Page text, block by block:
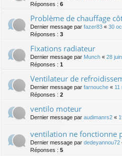
Réponses : 6
Problème de chauffage
Dernier message par fazer83 « 30
Réponses : 3
Fixations radiateur
Dernier message par Munch « 28
Réponses : 1
Ventilateur de
Dernier message par farnouche « 11
Réponses : 2
ventilo moteur
Dernier message par audimanrs2 «
ventilation ne fonctionne
Dernier message par dedeyannou72
Réponses : 5